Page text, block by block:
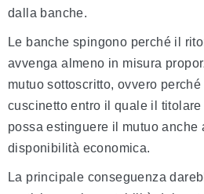
dalla banche.
Le banche spingono perché il
avvenga almeno in misura
mutuo sottoscritto, ovvero
cuscinetto entro il quale il
possa estinguere il mutuo anche
disponibilità economica.
La principale conseguenza